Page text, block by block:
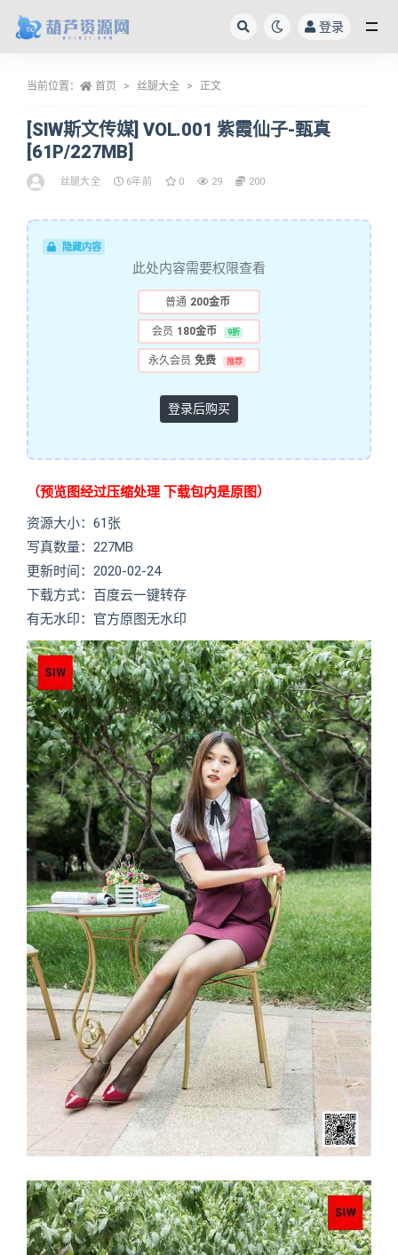
登录
当前位置： 首页 丝腿大全 正文
[SIW斯文传媒] VOL.001 紫霞仙子-甄真
[61P/227MB]
丝腿大全 6年前 0 29 200
隐藏内容
此处内容需要权限查看
普通 200金币
会员 180金币 9折
永久会员 免费 推荐
登录后购买
（预览图经过压缩处理 下载包内是原图）
资源大小：61张
写真数量：227MB
更新时间：2020-02-24
下载方式：百度云一键转存
有无水印：官方原图无水印